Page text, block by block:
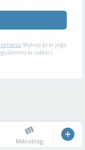
Wykop.pl w jego
w całości,
Mikroblog